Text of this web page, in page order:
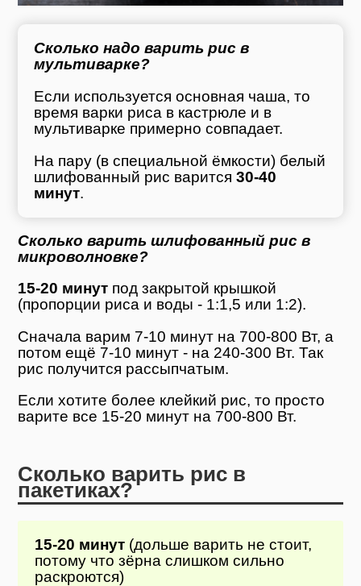
Сколько надо варить рис в
мультиварке?
Если используется основная чаша, то
время варки риса в кастрюле и в
мультиварке примерно совпадает.
На пару (в специальной ёмкости) белый
шлифованный рис варится30-40
минут.
Сколько варить шлифованный рис в
микроволновке?
15-20 минут под закрытой крышкой
(пропорции риса и воды - 1:1,5 или 1:2).
Сначала варим 7-10 минут на 700-800 Вт, а
потом ещё 7-10 минут - на 240-300 Вт. Так
рис получится рассыпчатым.
Если хотите более клейкий рис, то просто
варите все 15-20 минут на 700-800 Вт.
Сколько варить рис в
пакетиках?
15-20 минут(дольше варить не стоит,
потому что зёрна слишком сильно
раскроются)